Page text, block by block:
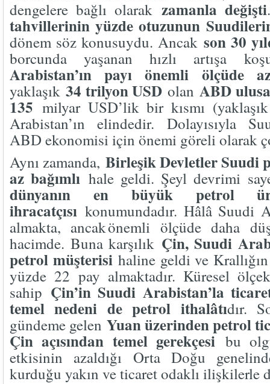
dengelere bağlı olarak zamanla değişti
tahvillerinin yüzde otuzunun
dönem söz konusuydu. Ancak son 30
borcunda yaşanan hızlı artışa
Arabistan’ın payı önemli ölçüde
yaklaşık 34 trilyon USD olan ABD
135 milyar USD’lik bir kısmı
Arabistan’ın elindedir. Dolayısıyla
ABD ekonomisi için önemi göreli olarak
Aynı zamanda, Birleşik Devletler Suudi
az bağımlı hale geldi. Şeyl devrimi
dünyanın en büyük petrol
ihracatçısı konumundadır. Hâlâ Suudi
almakta, ancak önemli ölçüde daha
hacimde. Buna karşılık Çin, Suudi
petrol müşterisihaline geldi ve
yüzde 22 pay almaktadır. Küresel
sahip Çin’in Suudi Arabistan’la
temel nedeni de petrol ithalâtıdır.
gündeme gelen Yuan üzerinden petrol
Çin açısından temel gerekçesi bu
etkisinin azaldığı Orta Doğu
kurduğu yakın ve ticaret odaklı ilişkilerle